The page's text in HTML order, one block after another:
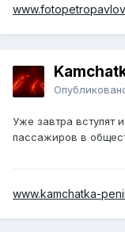
Уже завтра вступят
пассажиров в
www.kamchatka-